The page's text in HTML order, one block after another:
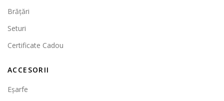
Brățări
Seturi
Certificate Cadou
ACCESORII
Eșarfe